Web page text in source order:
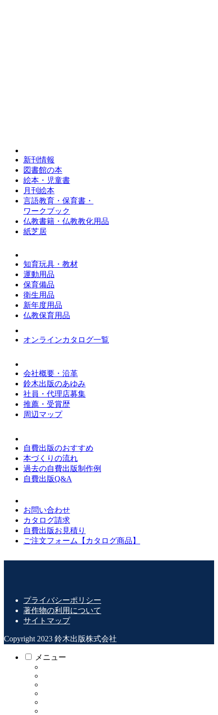
新刊情報
図書館の本
絵本・児童書
月刊絵本
言語教育・保育書・
ワークブック
仏教書籍・仏教教化用品
紙芝居
知育玩具・教材
運動用品
保育備品
衛生用品
新年度用品
仏教保育用品
オンラインカタログ一覧
会社概要・沿革
鈴木出版のあゆみ
社員・代理店募集
推薦・受賞歴
周辺マップ
自費出版のおすすめ
本づくりの流れ
過去の自費出版制作例
自費出版Q&A
お問い合わせ
カタログ請求
自費出版お見積り
ご注文フォーム【カタログ商品】
プライバシーポリシー
著作物の利用について
サイトマップ
Copyright 2023 鈴木出版株式会社
メニュー